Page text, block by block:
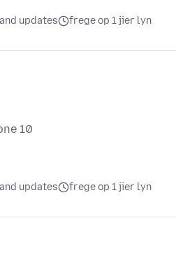
updates frege op 1 jier lyn
10
updates frege op 1 jier lyn